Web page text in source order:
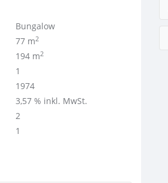
Bungalow
77 m2
194 m2
1
1974
3,57 % inkl. MwSt.
2
1